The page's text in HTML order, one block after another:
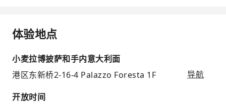
体验地点
小麦拉博披萨和手内意大利面
港区东新桥2-16-4 Palazzo Foresta 1F
导航
开放时间